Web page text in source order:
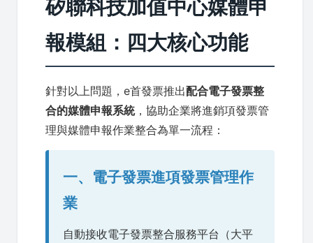
矽聯科技加值中心媒體申
報模組：四大核心功能
針對以上問題，e首發票推出配合電子發票整
合的媒體申報系統，協助企業將進銷項發票管
理與媒體申報作業整合為單一流程：
一、電子發票進項發票管理作
業
自動接收電子發票整合服務平台（大平